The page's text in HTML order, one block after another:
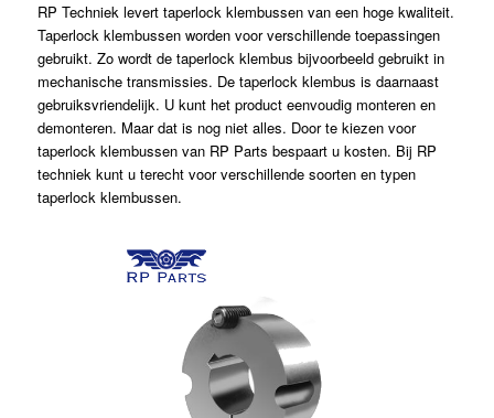
RP Techniek levert taperlock klembussen van een hoge kwaliteit.
Taperlock klembussen worden voor verschillende toepassingen
gebruikt. Zo wordt de taperlock klembus bijvoorbeeld gebruikt in
mechanische transmissies. De taperlock klembus is daarnaast
gebruiksvriendelijk. U kunt het product eenvoudig monteren en
demonteren. Maar dat is nog niet alles. Door te kiezen voor
taperlock klembussen van RP Parts bespaart u kosten. Bij RP
techniek kunt u terecht voor verschillende soorten en typen
taperlock klembussen.